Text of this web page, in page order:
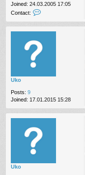
Joined: 24.03.2005 17:05
Contact:
n
t
c
z
0
Uko
Posts: 9
Joined: 17.01.2015 15:28
Uko